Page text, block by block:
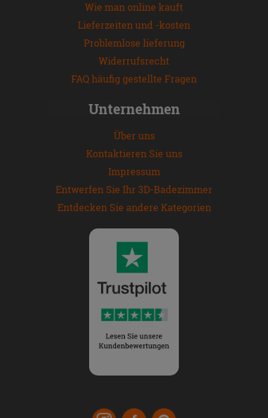
Wie man online kauft
Lieferzeiten und -kosten
Problemlose lieferung
Widerrufsrecht
FAQ häufig gestellte Fragen
Unternehmen
Über uns
Kontaktieren Sie uns
Impressum
Entwerfen Sie Ihr 3D-Badezimmer
Entdecken Sie andere Kategorien